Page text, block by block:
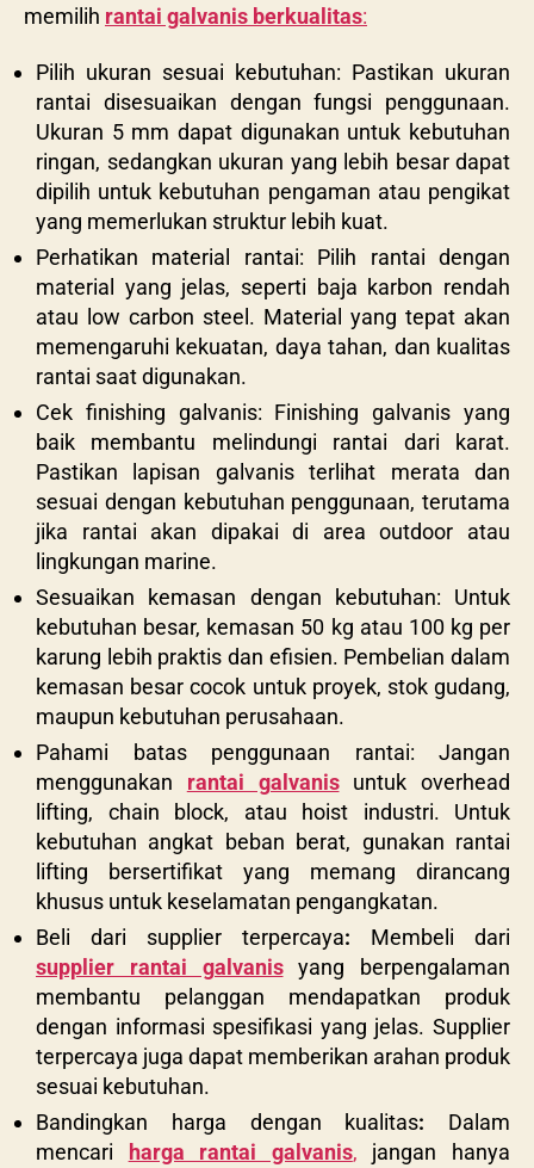
memilih rantai galvanis berkualitas:
Pilih ukuran sesuai kebutuhan: Pastikan ukuran
rantai disesuaikan dengan fungsi penggunaan.
Ukuran 5 mm dapat digunakan untuk kebutuhan
ringan, sedangkan ukuran yang lebih besar dapat
dipilih untuk kebutuhan pengaman atau pengikat
yang memerlukan struktur lebih kuat.
Perhatikan material rantai: Pilih rantai dengan
material yang jelas, seperti baja karbon rendah
atau low carbon steel. Material yang tepat akan
memengaruhi kekuatan, daya tahan, dan kualitas
rantai saat digunakan.
Cek finishing galvanis: Finishing galvanis yang
baik membantu melindungi rantai dari karat.
Pastikan lapisan galvanis terlihat merata dan
sesuai dengan kebutuhan penggunaan, terutama
jika rantai akan dipakai di area outdoor atau
lingkungan marine.
Sesuaikan kemasan dengan kebutuhan: Untuk
kebutuhan besar, kemasan 50 kg atau 100 kg per
karung lebih praktis dan efisien. Pembelian dalam
kemasan besar cocok untuk proyek, stok gudang,
maupun kebutuhan perusahaan.
Pahami batas penggunaan rantai: Jangan
menggunakan rantai galvanisuntuk overhead
lifting, chain block, atau hoist industri. Untuk
kebutuhan angkat beban berat, gunakan rantai
lifting bersertifikat yang memang dirancang
khusus untuk keselamatan pengangkatan.
Beli dari supplier terpercaya: Membeli dari
supplier rantai galvanisyang berpengalaman
membantu pelanggan mendapatkan produk
dengan informasi spesifikasi yang jelas. Supplier
terpercaya juga dapat memberikan arahan produk
sesuai kebutuhan.
Bandingkan harga dengan kualitas: Dalam
mencari
harga rantai galvanis, jangan hanya